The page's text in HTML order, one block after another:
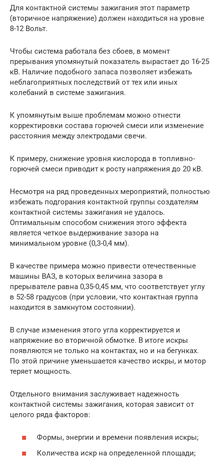
Для контактной системы зажигания этот параметр
(вторичное напряжение) должен находиться на уровне
8-12 Вольт.
Чтобы система работала без сбоев, в момент
прерывания упомянутый показатель вырастает до 16-25
кВ. Наличие подобного запаса позволяет избежать
неблагоприятных последствий от тех или иных
колебаний в системе зажигания.
К упомянутым выше проблемам можно отнести
корректировки состава горючей смеси или изменение
расстояния между электродами свечи.
К примеру, снижение уровня кислорода в топливно-
горючей смеси приводит к росту напряжения до 20 кВ.
Несмотря на ряд проведенных мероприятий, полностью
избежать подгорания контактной группы создателям
контактной системы зажигания не удалось.
Оптимальным способом снижения этого эффекта
является четкое выдерживание зазора на
минимальном уровне (0,3-0,4 мм).
В качестве примера можно привести отечественные
машины ВАЗ, в которых величина зазора в
прерывателе равна 0,35-0,45 мм, что соответствует углу
в 52-58 градусов (при условии, что контактная группа
находится в замкнутом состоянии).
В случае изменения этого угла корректируется и
напряжение во вторичной обмотке. В итоге искры
появляются не только на контактах, но и на бегунках.
По этой причине уменьшается качество искры, и мотор
теряет мощность.
Отдельного внимания заслуживает надежность
контактной системы зажигания, которая зависит от
целого ряда факторов:
Формы, энергии и времени появления искры;
Количества искр на определенной площади;